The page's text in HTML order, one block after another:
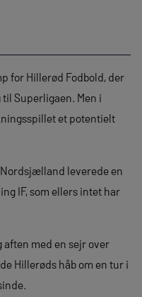
for Hillerød Fodbold, der
Superligaen. Men i
et potentielt
leverede en
IF, som ellers intet har
aften med en sejr over
Hillerøds håb om en tur i